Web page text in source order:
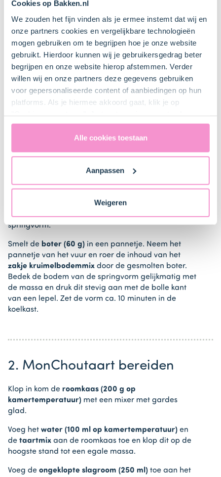
Cookies op Bakken.nl
We zouden het fijn vinden als je ermee instemt dat wij en
onze partners cookies en vergelijkbare technologieën
mogen gebruiken om te begrijpen hoe je onze website
gebruikt. Hierdoor kunnen wij je gebruikersgedrag beter
begrijpen en onze website hierop afstemmen. Verder
willen wij en onze partners deze gegevens gebruiken
voor gepersonaliseerde content of aanbiedingen op hun
platforms. Als je hiermee akkoord gaat, klik je op
uitdrukkelijk een eventuele gegevensoverdracht naar de
Verenigde Staten in de zin van artikel 49 AVG. Raadpleeg
ons
naar technology providers en partners in de Verenigde
Staten. Je kunt op elk moment van gedachten
Alle cookies toestaan
Aanpassen
Weigeren
Kommetje
Bestel gemakkelijk en snel je bakproducten
bij ons zusje
DeLeuksteTaartenshop
Stappen
1. Taartbodem bereiden
Leg het bijgesloten velletje bakpapier over de
springvormbodem. Plaats de rand hierop en sluit de
springvorm.
Smelt de boter (60 g) in een pannetje. Neem het
pannetje van het vuur en roer de inhoud van het
zakje kruimelbodemmix door de gesmolten boter.
Bedek de bodem van de springvorm gelijkmatig met
de massa en druk dit stevig aan met de bolle kant
van een lepel. Zet de vorm ca. 10 minuten in de
koelkast.
2. MonChoutaart bereiden
Klop in kom de roomkaas (200 g op
kamertemperatuur) met een mixer met gardes
glad.
Voeg het water (100 ml op kamertemperatuur) en
de taartmix aan de roomkaas toe en klop dit op de
hoogste stand tot een egale massa.
Voeg de ongeklopte slagroom (250 ml) toe aan het